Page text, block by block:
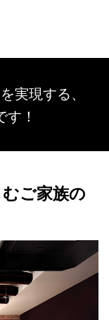
実現する、
！
ご家族の